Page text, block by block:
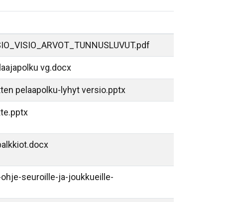
vg.docx
pelaapolku-lyhyt versio.pptx
seuroille-ja-joukkueille-